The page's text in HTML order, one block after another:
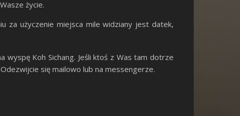
życie.
za użyczenie miejsca mile widziany jest datek,
wyspę Koh Sichang. Jeśli ktoś z Was tam dotrze
się mailowo lub na messengerze.